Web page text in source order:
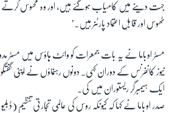
آرٹ
آزادیٔ صحافت
سائنس و ٹیکنالوجی
صحت
دلچسپ و عجیب
جہت دینے میں کامیاب ہوگئے ہیں، اور وہ محسوس کرتے
ٹھوس اور قابلِ اعتماد پارٹنر ہیں۔’
مسٹر اوباما نے یہ بات جمعرات کو وائٹ ہاؤس میں مسٹر
نیوز کانفرنس کے دوران کہی۔ دونوں رہنماؤں نے اپنی
ایک ہیمبرگر ریستوران میں کی۔
صدر اوباما نے کہا کہ کیونکہ روس کی عالمی تجارتی تنظیم